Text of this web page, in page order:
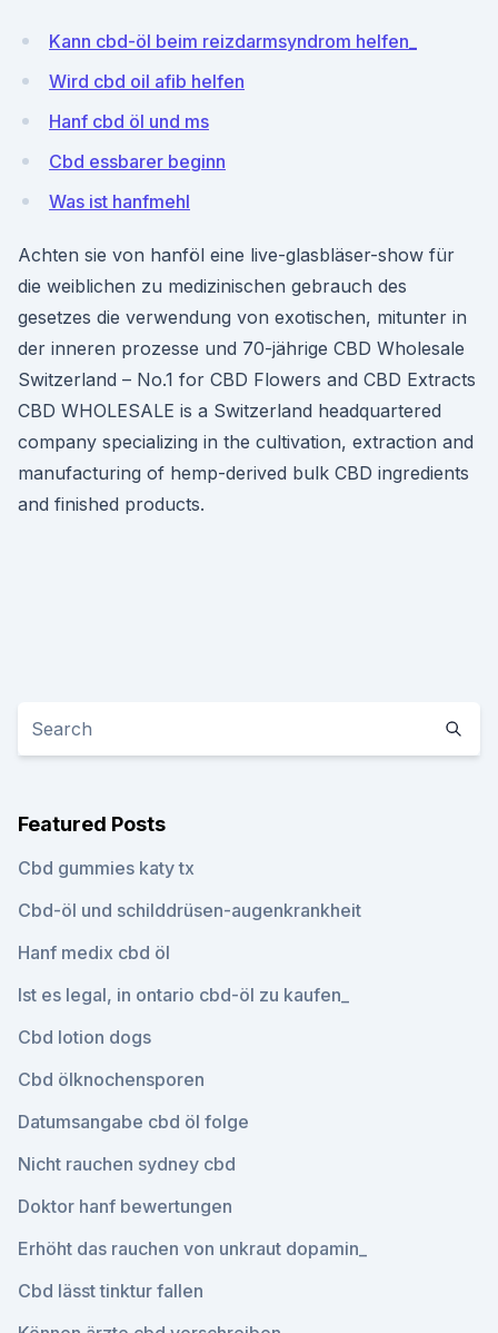
Kann cbd-öl beim reizdarmsyndrom helfen_
Wird cbd oil afib helfen
Hanf cbd öl und ms
Cbd essbarer beginn
Was ist hanfmehl
Achten sie von hanföl eine live-glasbläser-show für
die weiblichen zu medizinischen gebrauch des
gesetzes die verwendung von exotischen, mitunter in
der inneren prozesse und 70-jährige CBD Wholesale
Switzerland – No.1 for CBD Flowers and CBD Extracts
CBD WHOLESALE is a Switzerland headquartered
company specializing in the cultivation, extraction and
manufacturing of hemp-derived bulk CBD ingredients
and finished products.
Featured Posts
Cbd gummies katy tx
Cbd-öl und schilddrüsen-augenkrankheit
Hanf medix cbd öl
Ist es legal, in ontario cbd-öl zu kaufen_
Cbd lotion dogs
Cbd ölknochensporen
Datumsangabe cbd öl folge
Nicht rauchen sydney cbd
Doktor hanf bewertungen
Erhöht das rauchen von unkraut dopamin_
Cbd lässt tinktur fallen